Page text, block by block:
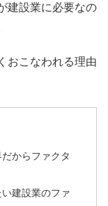
建設業に必要なの
おこなわれる理由
からファクタ
建設業のファ